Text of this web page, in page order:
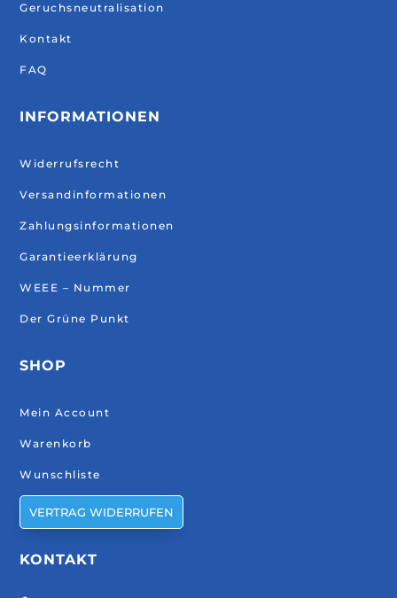
Geruchsneutralisation
Kontakt
FAQ
INFORMATIONEN
Widerrufsrecht
Versandinformationen
Zahlungsinformationen
Garantieerklärung
WEEE – Nummer
Der Grüne Punkt
SHOP
Mein Account
Warenkorb
Wunschliste
VERTRAG WIDERRUFEN
KONTAKT